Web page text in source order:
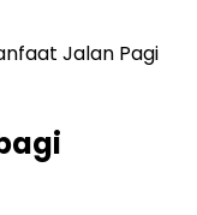
Jalan Pagi